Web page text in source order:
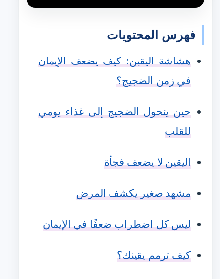
فهرس المحتويات
هشاشة اليقين: كيف يضعف الإيمان
في زمن الضجيج؟
حين يتحول الضجيج إلى غذاء يومي
للقلب
اليقين لا يضعف فجأة
مشهد صغير يكشف المرض
ليس كل اضطراب ضعفًا في الإيمان
كيف ترمم يقينك؟